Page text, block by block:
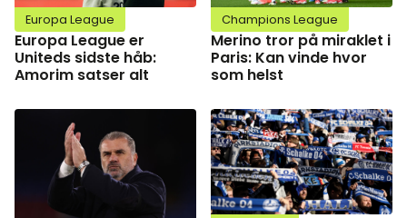
Europa League
Europa League er
Uniteds sidste håb:
Amorim satser alt
Champions League
Merino tror på miraklet i
Paris: Kan vinde hvor
som helst